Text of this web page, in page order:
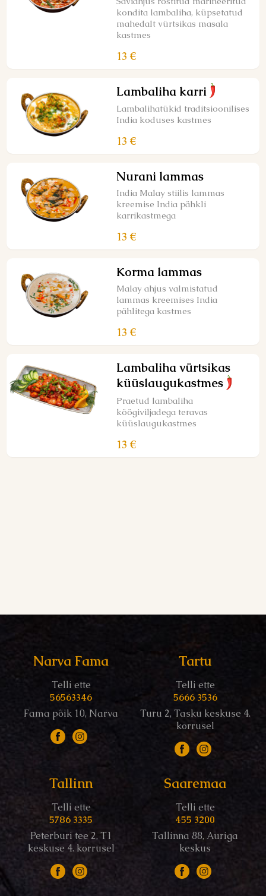
kondita lambaliha, küpsetatud
mahedalt vürtsikas masala
kastmes
13 €
Lambaliha karri
Lambalihatükid traditsioonilises
India koduses kastmes
13 €
Nurani lammas
India Malay stiilis lammas
kreemise India pähkli
karrikastmega
13 €
Korma lammas
Malay ahjus valmistatud
lammas kreemises India
pählitega kastmes
13 €
Lambaliha vürtsikas
küüslaugukastmes
Praetud lambaliha
köögiviljadega teravas
küüslaugukastmes
13 €
Narva Fama
Telli ette
56563346
Fama põik 10, Narva
Tartu
Telli ette
5666 3536
Turu 2, Tasku keskuse 4.
korrusel
Tallinn
Telli ette
5786 3335
Peterburi tee 2, T1
keskuse 4. korrusel
Saaremaa
Telli ette
455 3200
Tallinna 88, Auriga
keskus